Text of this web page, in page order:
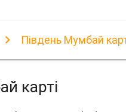
Південь Мумбай
карті